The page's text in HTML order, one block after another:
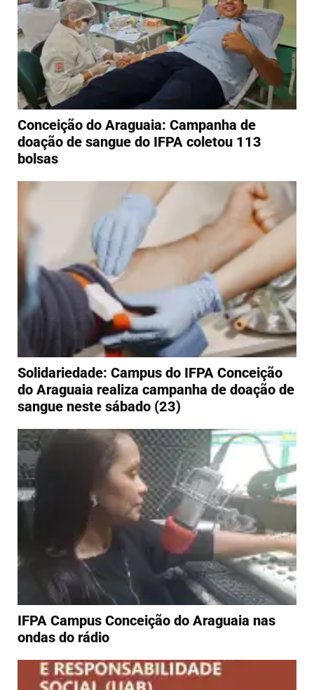
Conceição do Araguaia: Campanha de
doação de sangue do IFPA coletou 113
bolsas
Solidariedade: Campus do IFPA Conceição
do Araguaia realiza campanha de doação de
sangue neste sábado (23)
IFPA Campus Conceição do Araguaia nas
ondas do rádio